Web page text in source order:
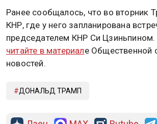
Ранее сообщалось, что во вторник
КНР, где у него запланирована
председателем КНР Си
читайте в материале Общественной
новостей.
ДОНАЛЬД ТРАМП